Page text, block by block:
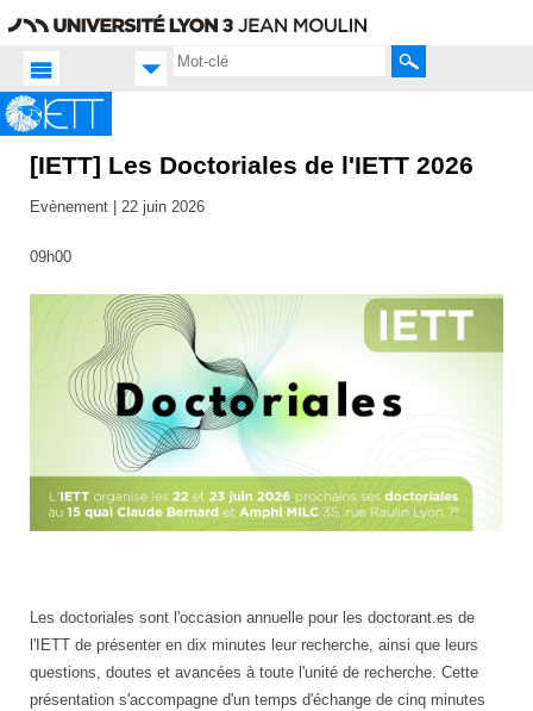
Rechercher
Accueil
FR
[IETT] Les Doctoriales de l'IETT 2026
Evènement | 22 juin 2026
09h00
Les doctoriales sont l'occasion annuelle pour les doctorant.es de
l'IETT de présenter en dix minutes leur recherche, ainsi que leurs
questions, doutes et avancées à toute l'unité de recherche. Cette
présentation s'accompagne d'un temps d'échange de cinq minutes